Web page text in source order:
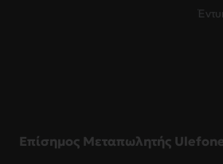
Επίσημος Μεταπωλητής